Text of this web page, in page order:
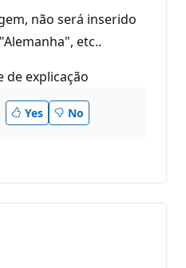
não será inserido
etc..
de explicação
Yes No